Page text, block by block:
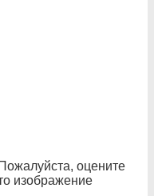
оцените
изображение